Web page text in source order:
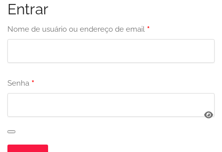
Entrar
Nome de usuário ou endereço de email *
Senha *